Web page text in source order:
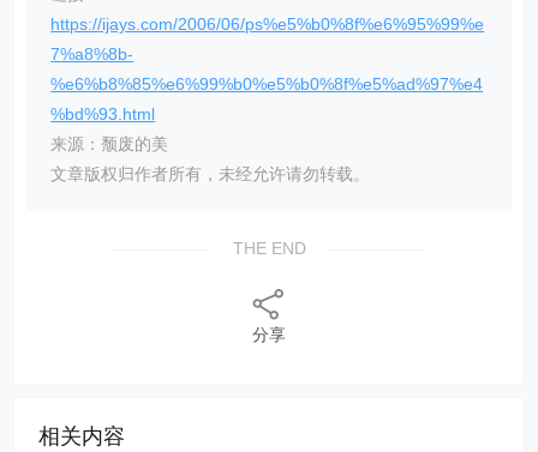
https://ijays.com/2006/06/ps%e5%b0%8f%e6%95%99%e
7%a8%8b-
%e6%b8%85%e6%99%b0%e5%b0%8f%e5%ad%97%e4
%bd%93.html
来源：颓废的美
文章版权归作者所有，未经允许请勿转载。
THE END
分享
相关内容